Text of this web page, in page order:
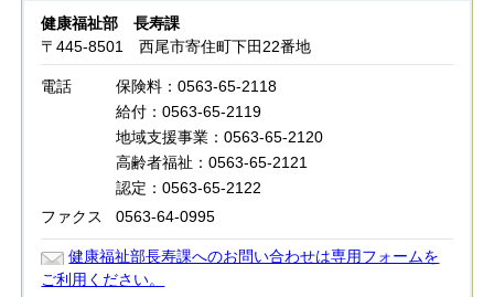
健康福祉部 長寿課
〒445-8501 西尾市寄住町下田22番地
電話
保険料：0563-65-2118
給付：0563-65-2119
地域支援事業：0563-65-2120
高齢者福祉：0563-65-2121
認定：0563-65-2122
ファクス
0563-64-0995
健康福祉部長寿課へのお問い合わせは専用フォームを
ご利用ください。